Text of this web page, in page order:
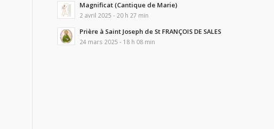
Magnificat (Cantique de Marie)
2 avril 2025 - 20 h 27 min
Prière à Saint Joseph de St FRANÇOIS DE SALES
24 mars 2025 - 18 h 08 min